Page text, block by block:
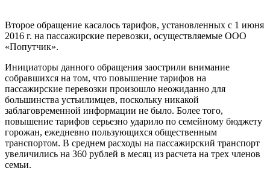
Второе обращение касалось тарифов, установленных с 1 июня
2016 г. на пассажирские перевозки, осуществляемые ООО
«Попутчик».
Инициаторы данного обращения заострили внимание
собравшихся на том, что повышение тарифов на
пассажирские перевозки произошло неожиданно для
большинства устьилимцев, поскольку никакой
заблаговременной информации не было. Более того,
повышение тарифов серьезно ударило по семейному бюджету
горожан, ежедневно пользующихся общественным
транспортом. В среднем расходы на пассажирский транспорт
увеличились на 360 рублей в месяц из расчета на трех членов
семьи.